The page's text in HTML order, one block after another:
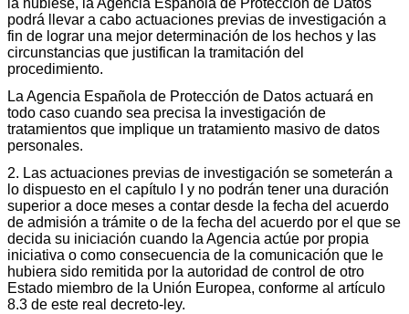
la hubiese, la Agencia Española de Protección de Datos
podrá llevar a cabo actuaciones previas de investigación a
fin de lograr una mejor determinación de los hechos y las
circunstancias que justifican la tramitación del
procedimiento.
La Agencia Española de Protección de Datos actuará en
todo caso cuando sea precisa la investigación de
tratamientos que implique un tratamiento masivo de datos
personales.
2. Las actuaciones previas de investigación se someterán a
lo dispuesto en el capítulo I y no podrán tener una duración
superior a doce meses a contar desde la fecha del acuerdo
de admisión a trámite o de la fecha del acuerdo por el que se
decida su iniciación cuando la Agencia actúe por propia
iniciativa o como consecuencia de la comunicación que le
hubiera sido remitida por la autoridad de control de otro
Estado miembro de la Unión Europea, conforme al artículo
8.3 de este real decreto-ley.